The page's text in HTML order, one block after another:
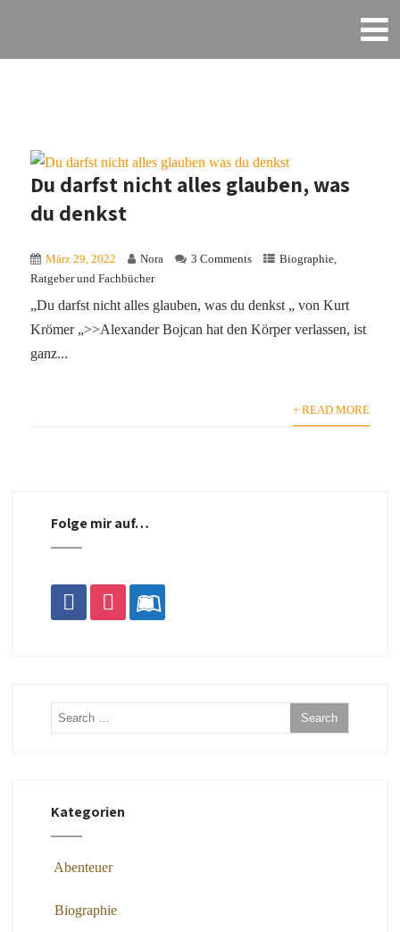
Du darfst nicht alles glauben, was
du denkst
März 29, 2022 Nora 3 Comments Biographie,
Ratgeber und Fachbücher
„Du darfst nicht alles glauben, was du denkst „ von Kurt
Krömer „>>Alexander Bojcan hat den Körper verlassen, ist
ganz...
+ READ MORE
Folge mir auf…
facebookinstagramleanpub
Kategorien
Abenteuer
Biographie